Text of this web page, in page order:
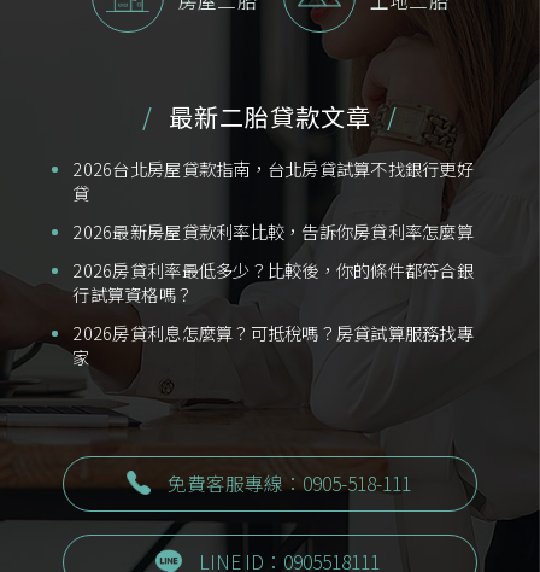
最新二胎貸款文章
2026台北房屋貸款指南，台北房貸試算不找銀行更好
貸
2026最新房屋貸款利率比較，告訴你房貸利率怎麼算
2026房貸利率最低多少？比較後，你的條件都符合銀
行試算資格嗎？
2026房貸利息怎麼算？可抵稅嗎？房貸試算服務找專
家
免費客服專線：0905-518-111
LINE ID：0905518111